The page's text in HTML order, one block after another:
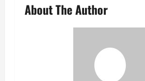
About The Author